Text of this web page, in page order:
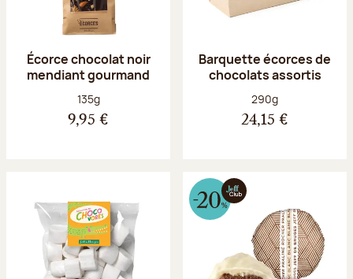
Écorce chocolat noir
mendiant gourmand
Poids net :
135g
9,95 €
Barquette écorces de
chocolats assortis
Poids net :
290g
24,15 €